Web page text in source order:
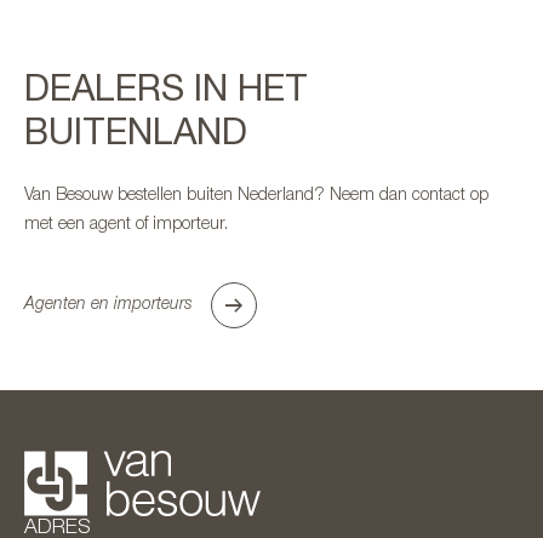
DEALERS IN HET
BUITENLAND
Van Besouw bestellen buiten Nederland? Neem dan contact op
met een agent of importeur.
Agenten en importeurs
ADRES